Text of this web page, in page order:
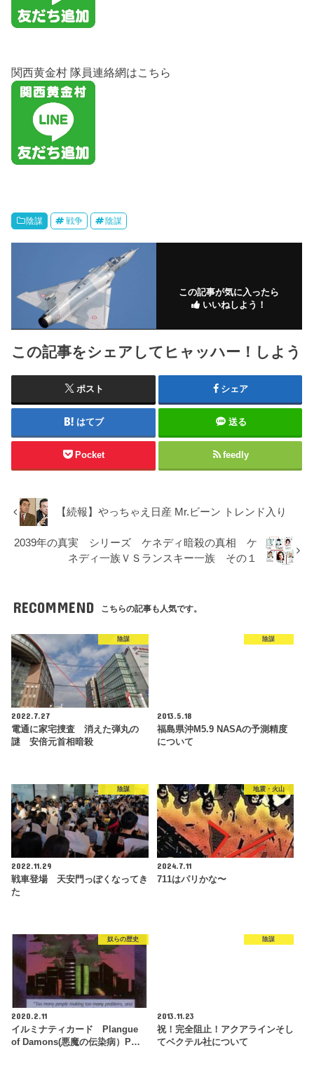
関西黄金村 隊員連絡網はこちら
陰謀 戦争 陰謀
この記事が気に入ったら
いいねしよう！
この記事をシェアしてヒャッハー！しよう
ポスト シェア
はてブ 送る
Pocket feedly
【続報】やっちゃえ日産 Mr.ビーン トレンド入り
2039年の真実 シリーズ ケネディ暗殺の真相 ケ
ネディ一族ＶＳランスキー一族 その１
RECOMMEND こちらの記事も人気です。
陰謀
2022.7.27
電通に家宅捜査 消えた弾丸の
謎 安倍元首相暗殺
陰謀
2013.5.18
福島県沖M5.9 NASAの予測精度
について
陰謀
2022.11.29
戦車登場 天安門っぽくなってき
た
地震・火山
2024.7.11
711はパリかな〜
奴らの歴史
2020.2.11
イルミナティカード Plangue
of Damons(悪魔の伝染病）P…
陰謀
2013.11.23
祝！完全阻止！アクアラインそし
てベクテル社について